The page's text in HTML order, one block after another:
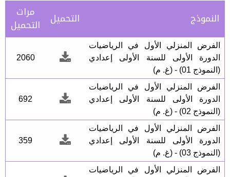
النموذج
التحميل مرات
التحميل
الفرض المنزلي الأول في الرياضيات
الدورة الأولى للسنة الأولى إعدادي
(النموذج 01) - (غ. م)
2060
الفرض المنزلي الأول في الرياضيات
الدورة الأولى للسنة الأولى إعدادي
(النموذج 02) - (غ. م)
692
الفرض المنزلي الأول في الرياضيات
الدورة الأولى للسنة الأولى إعدادي
(النموذج 03) - (غ. م)
359
الفرض المنزلي الأول في الرياضيات